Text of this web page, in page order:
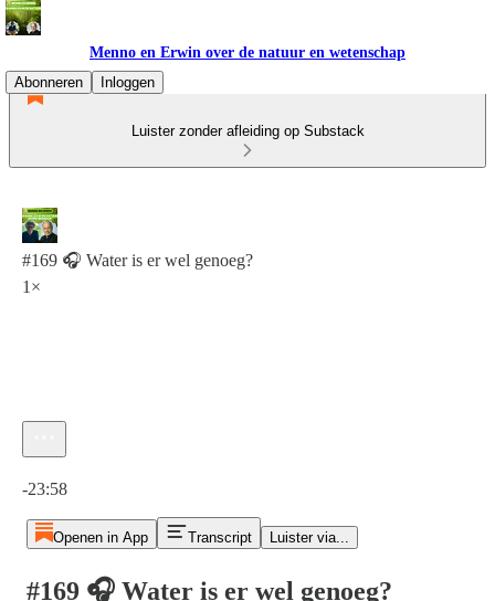
Menno en Erwin over de natuur en wetenschap
Abonneren
Inloggen
Luister zonder afleiding op Substack
#169 🎧 Water is er wel genoeg?
1×
-23:58
Openen in App Transcript Luister via...
#169 🎧 Water is er wel genoeg?